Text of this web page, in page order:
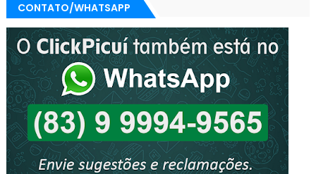
CONTATO/WHATSAPP